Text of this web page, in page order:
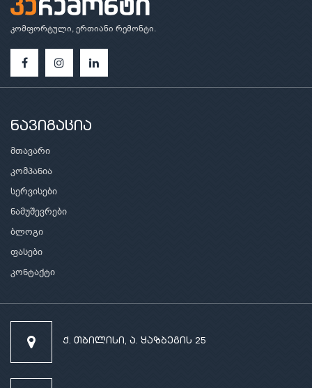
კომფორტული, ერთიანი რემონტი.
ნავიგაცია
მთავარი
კომპანია
სერვისები
ნამუშევრები
ბლოგი
ფასები
კონტაქტი
ქ. თბილისი, ა. ყაზბეგის 25